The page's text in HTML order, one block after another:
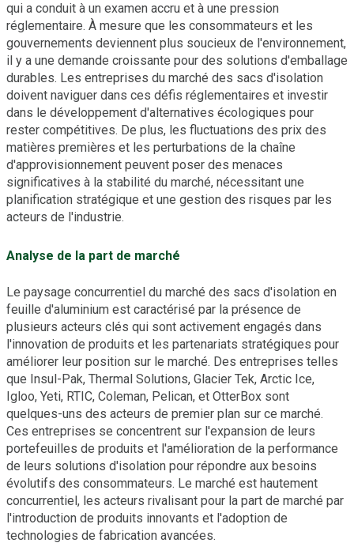
qui a conduit à un examen accru et à une pression
réglementaire. À mesure que les consommateurs et les
gouvernements deviennent plus soucieux de l'environnement,
il y a une demande croissante pour des solutions d'emballage
durables. Les entreprises du marché des sacs d'isolation
doivent naviguer dans ces défis réglementaires et investir
dans le développement d'alternatives écologiques pour
rester compétitives. De plus, les fluctuations des prix des
matières premières et les perturbations de la chaîne
d'approvisionnement peuvent poser des menaces
significatives à la stabilité du marché, nécessitant une
planification stratégique et une gestion des risques par les
acteurs de l'industrie.
Analyse de la part de marché
Le paysage concurrentiel du marché des sacs d'isolation en
feuille d'aluminium est caractérisé par la présence de
plusieurs acteurs clés qui sont activement engagés dans
l'innovation de produits et les partenariats stratégiques pour
améliorer leur position sur le marché. Des entreprises telles
que Insul-Pak, Thermal Solutions, Glacier Tek, Arctic Ice,
Igloo, Yeti, RTIC, Coleman, Pelican, et OtterBox sont
quelques-uns des acteurs de premier plan sur ce marché.
Ces entreprises se concentrent sur l'expansion de leurs
portefeuilles de produits et l'amélioration de la performance
de leurs solutions d'isolation pour répondre aux besoins
évolutifs des consommateurs. Le marché est hautement
concurrentiel, les acteurs rivalisant pour la part de marché par
l'introduction de produits innovants et l'adoption de
technologies de fabrication avancées.